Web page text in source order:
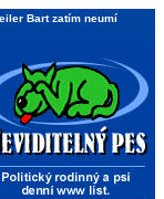
Bart zatím neumí